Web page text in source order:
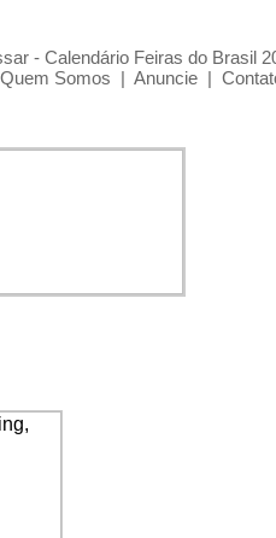
- Calendário Feiras do Brasil
Quem Somos | Anuncie |